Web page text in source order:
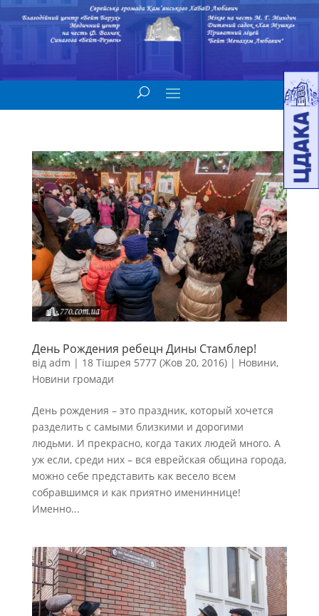
День Рождения ребецн Дины Стамблер!
від adm | 18 Тішрея 5777 (Жов 20, 2016)| Новини,
Новини громади
День рождения – это праздник, который хочется
разделить с самыми близкими и дорогими
людьми. И прекрасно, когда таких людей много. А
уж если, среди них – вся еврейская община города,
можно себе представить как весело всем
собравшимся и как приятно имениннице!
Именно...